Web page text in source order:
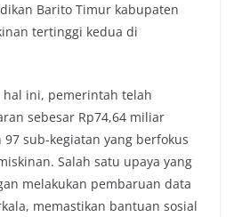
Barito Timur kabupaten
tertinggi kedua di
ini, pemerintah telah
sebesar Rp74,64 miliar
sub-kegiatan yang berfokus
Salah satu upaya yang
melakukan pembaruan data
memastikan bantuan sosial